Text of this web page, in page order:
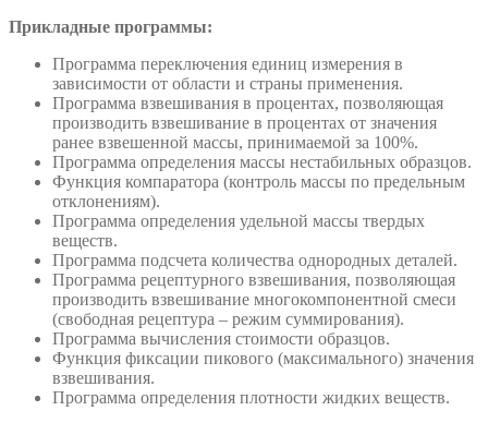
Прикладные программы:
Программа переключения единиц измерения в
зависимости от области и страны применения.
Программа взвешивания в процентах, позволяющая
производить взвешивание в процентах от значения
ранее взвешенной массы, принимаемой за 100%.
Программа определения массы нестабильных образцов.
Функция компаратора (контроль массы по предельным
отклонениям).
Программа определения удельной массы твердых
веществ.
Программа подсчета количества однородных деталей.
Программа рецептурного взвешивания, позволяющая
производить взвешивание многокомпонентной смеси
(свободная рецептура – режим суммирования).
Программа вычисления стоимости образцов.
Функция фиксации пикового (максимального) значения
взвешивания.
Программа определения плотности жидких веществ.